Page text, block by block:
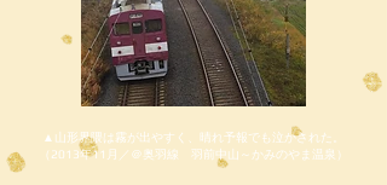
▲山形界隈は霧が出やすく、晴れ予報でも泣かされた。
（2013年11月／＠奥羽線 羽前中山～かみのやま温泉）